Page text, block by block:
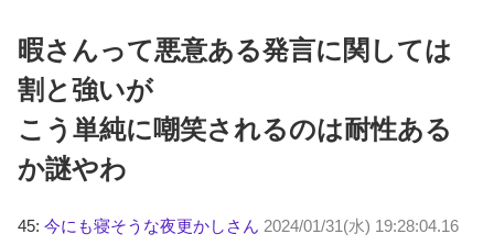
暇さんって悪意ある発言に関しては
割と強いが
こう単純に嘲笑されるのは耐性ある
か謎やわ
45: 今にも寝そうな夜更かしさん 2024/01/31(水) 19:28:04.16